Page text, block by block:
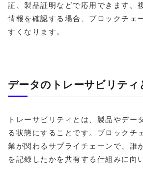
証、製品証明などで応用できます。
情報を確認する場合、ブロックチェ
すくなります。
データのトレーサビリティ
トレーサビリティとは、製品やデー
る状態にすることです。ブロックチ
業が関わるサプライチェーンで、誰
を記録したかを共有する仕組みに向